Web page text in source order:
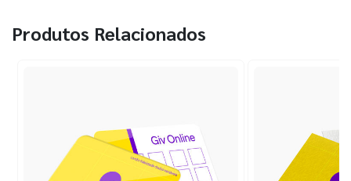
Produtos Relacionados